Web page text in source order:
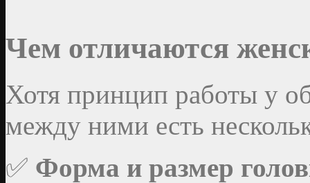
Чем отличаются
Хотя принцип работы у
между ними есть
✅ Форма и размер